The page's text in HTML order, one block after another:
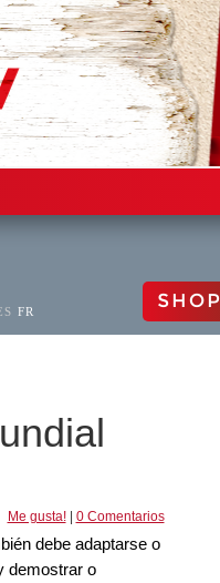
FR SHOP
Me gusta!| 0 Comentarios
debe adaptarse o
demostrar o